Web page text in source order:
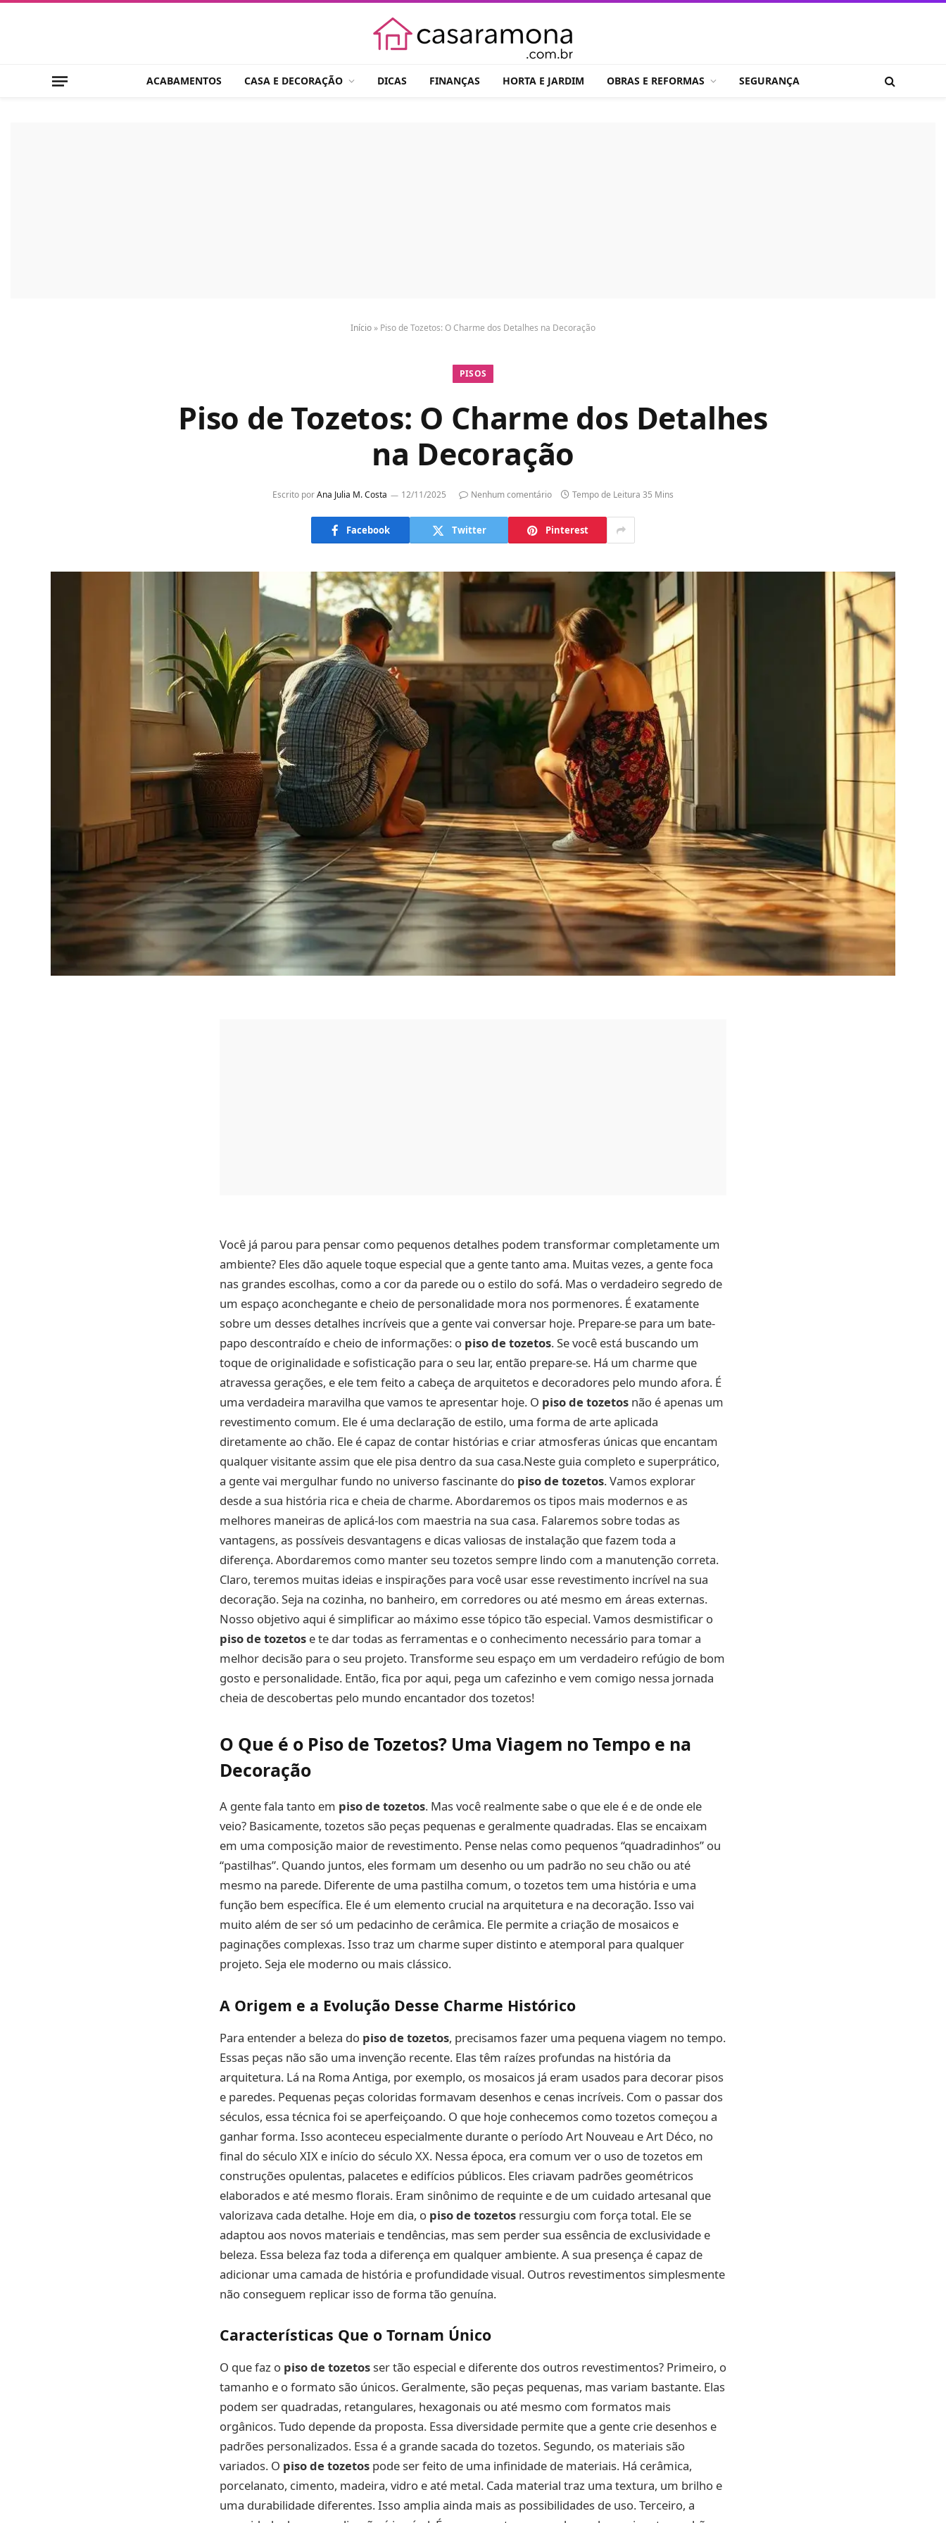
ACABAMENTOS CASA E DECORAÇÃO DICAS FINANÇAS HORTA E JARDIM OBRAS E REFORMAS SEGURANÇA
Início » Piso de Tozetos: O Charme dos Detalhes na Decoração
PISOS
Piso de Tozetos: O Charme dos Detalhes
na Decoração
Escrito porAna Julia M. Costa 12/11/2025 Nenhum comentário Tempo de Leitura 35 Mins
Facebook Twitter Pinterest
Você já parou para pensar como pequenos detalhes podem transformar completamente um
ambiente? Eles dão aquele toque especial que a gente tanto ama. Muitas vezes, a gente foca
nas grandes escolhas, como a cor da parede ou o estilo do sofá. Mas o verdadeiro segredo de
um espaço aconchegante e cheio de personalidade mora nos pormenores. É exatamente
sobre um desses detalhes incríveis que a gente vai conversar hoje. Prepare-se para um bate-
papo descontraído e cheio de informações: o piso de tozetos. Se você está buscando um
toque de originalidade e sofisticação para o seu lar, então prepare-se. Há um charme que
atravessa gerações, e ele tem feito a cabeça de arquitetos e decoradores pelo mundo afora. É
uma verdadeira maravilha que vamos te apresentar hoje. O piso de tozetos não é apenas um
revestimento comum. Ele é uma declaração de estilo, uma forma de arte aplicada
diretamente ao chão. Ele é capaz de contar histórias e criar atmosferas únicas que encantam
qualquer visitante assim que ele pisa dentro da sua casa.Neste guia completo e superprático,
a gente vai mergulhar fundo no universo fascinante do piso de tozetos. Vamos explorar
desde a sua história rica e cheia de charme. Abordaremos os tipos mais modernos e as
melhores maneiras de aplicá-los com maestria na sua casa. Falaremos sobre todas as
vantagens, as possíveis desvantagens e dicas valiosas de instalação que fazem toda a
diferença. Abordaremos como manter seu tozetos sempre lindo com a manutenção correta.
Claro, teremos muitas ideias e inspirações para você usar esse revestimento incrível na sua
decoração. Seja na cozinha, no banheiro, em corredores ou até mesmo em áreas externas.
Nosso objetivo aqui é simplificar ao máximo esse tópico tão especial. Vamos desmistificar o
piso de tozetos e te dar todas as ferramentas e o conhecimento necessário para tomar a
melhor decisão para o seu projeto. Transforme seu espaço em um verdadeiro refúgio de bom
gosto e personalidade. Então, fica por aqui, pega um cafezinho e vem comigo nessa jornada
cheia de descobertas pelo mundo encantador dos tozetos!
O Que é o Piso de Tozetos? Uma Viagem no Tempo e na
Decoração
A gente fala tanto em piso de tozetos. Mas você realmente sabe o que ele é e de onde ele
veio? Basicamente, tozetos são peças pequenas e geralmente quadradas. Elas se encaixam
em uma composição maior de revestimento. Pense nelas como pequenos “quadradinhos” ou
“pastilhas”. Quando juntos, eles formam um desenho ou um padrão no seu chão ou até
mesmo na parede. Diferente de uma pastilha comum, o tozetos tem uma história e uma
função bem específica. Ele é um elemento crucial na arquitetura e na decoração. Isso vai
muito além de ser só um pedacinho de cerâmica. Ele permite a criação de mosaicos e
paginações complexas. Isso traz um charme super distinto e atemporal para qualquer
projeto. Seja ele moderno ou mais clássico.
A Origem e a Evolução Desse Charme Histórico
Para entender a beleza do piso de tozetos, precisamos fazer uma pequena viagem no tempo.
Essas peças não são uma invenção recente. Elas têm raízes profundas na história da
arquitetura. Lá na Roma Antiga, por exemplo, os mosaicos já eram usados para decorar pisos
e paredes. Pequenas peças coloridas formavam desenhos e cenas incríveis. Com o passar dos
séculos, essa técnica foi se aperfeiçoando. O que hoje conhecemos como tozetos começou a
ganhar forma. Isso aconteceu especialmente durante o período Art Nouveau e Art Déco, no
final do século XIX e início do século XX. Nessa época, era comum ver o uso de tozetos em
construções opulentas, palacetes e edifícios públicos. Eles criavam padrões geométricos
elaborados e até mesmo florais. Eram sinônimo de requinte e de um cuidado artesanal que
valorizava cada detalhe. Hoje em dia, o piso de tozetos ressurgiu com força total. Ele se
adaptou aos novos materiais e tendências, mas sem perder sua essência de exclusividade e
beleza. Essa beleza faz toda a diferença em qualquer ambiente. A sua presença é capaz de
adicionar uma camada de história e profundidade visual. Outros revestimentos simplesmente
não conseguem replicar isso de forma tão genuína.
Características Que o Tornam Único
O que faz o piso de tozetosser tão especial e diferente dos outros revestimentos? Primeiro, o
tamanho e o formato são únicos. Geralmente, são peças pequenas, mas variam bastante. Elas
podem ser quadradas, retangulares, hexagonais ou até mesmo com formatos mais
orgânicos. Tudo depende da proposta. Essa diversidade permite que a gente crie desenhos e
padrões personalizados. Essa é a grande sacada do tozetos. Segundo, os materiais são
variados. O piso de tozetos pode ser feito de uma infinidade de materiais. Há cerâmica,
porcelanato, cimento, madeira, vidro e até metal. Cada material traz uma textura, um brilho e
uma durabilidade diferentes. Isso amplia ainda mais as possibilidades de uso. Terceiro, a